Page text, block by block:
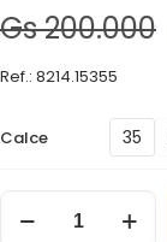
Gs200.000
Ref.: 8214.15355
Calce 35